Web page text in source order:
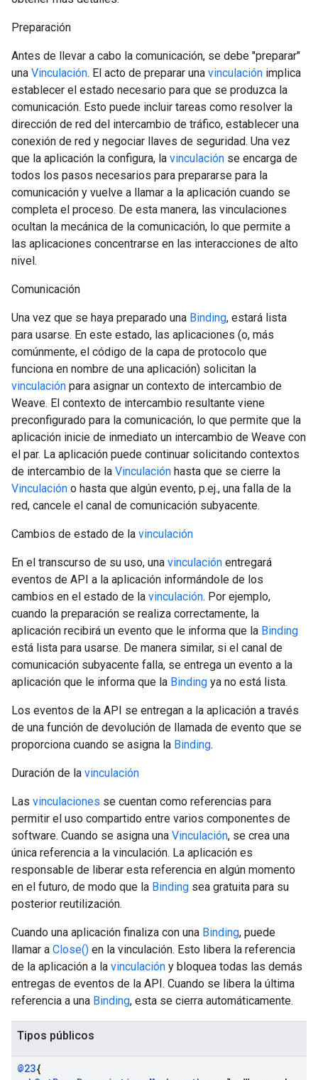
Preparación
Antes de llevar a cabo la comunicación, se debe "preparar"
una Vinculación. El acto de preparar una vinculación implica
establecer el estado necesario para que se produzca la
comunicación. Esto puede incluir tareas como resolver la
dirección de red del intercambio de tráfico, establecer una
conexión de red y negociar llaves de seguridad. Una vez
que la aplicación la configura, la vinculación se encarga de
todos los pasos necesarios para prepararse para la
comunicación y vuelve a llamar a la aplicación cuando se
completa el proceso. De esta manera, las vinculaciones
ocultan la mecánica de la comunicación, lo que permite a
las aplicaciones concentrarse en las interacciones de alto
nivel.
Comunicación
Una vez que se haya preparado una Binding, estará lista
para usarse. En este estado, las aplicaciones (o, más
comúnmente, el código de la capa de protocolo que
funciona en nombre de una aplicación) solicitan la
vinculación para asignar un contexto de intercambio de
Weave. El contexto de intercambio resultante viene
preconfigurado para la comunicación, lo que permite que la
aplicación inicie de inmediato un intercambio de Weave con
el par. La aplicación puede continuar solicitando contextos
de intercambio de la Vinculación hasta que se cierre la
Vinculación o hasta que algún evento, p.ej., una falla de la
red, cancele el canal de comunicación subyacente.
Cambios de estado de la vinculación
En el transcurso de su uso, una vinculación entregará
eventos de API a la aplicación informándole de los
cambios en el estado de la vinculación. Por ejemplo,
cuando la preparación se realiza correctamente, la
aplicación recibirá un evento que le informa que la Binding
está lista para usarse. De manera similar, si el canal de
comunicación subyacente falla, se entrega un evento a la
aplicación que le informa que la Binding ya no está lista.
Los eventos de la API se entregan a la aplicación a través
de una función de devolución de llamada de evento que se
proporciona cuando se asigna la Binding.
Duración de la vinculación
Las vinculaciones se cuentan como referencias para
permitir el uso compartido entre varios componentes de
software. Cuando se asigna una Vinculación, se crea una
única referencia a la vinculación. La aplicación es
responsable de liberar esta referencia en algún momento
en el futuro, de modo que la Binding sea gratuita para su
posterior reutilización.
Cuando una aplicación finaliza con una Binding, puede
llamar a Close() en la vinculación. Esto libera la referencia
de la aplicación a la vinculación y bloquea todas las demás
entregas de eventos de la API. Cuando se libera la última
referencia a una Binding, esta se cierra automáticamente.
Tipos públicos
@23{